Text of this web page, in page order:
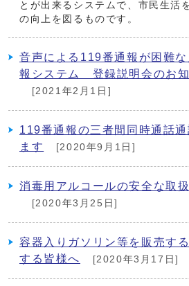
とが出来るシステムで、市民生活
の向上を図るものです。
音声による119番通報が困難
報システム 登録説明会のお
[2021年2月1日]
119番通報の三者間同時通話
ます
[2020年9月1日]
消毒用アルコールの安全な取
[2020年3月25日]
容器入りガソリン等を販売す
する皆様へ
[2020年3月17日]